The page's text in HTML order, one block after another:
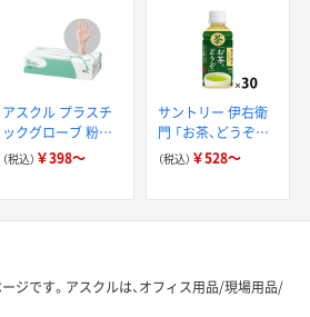
アスクル プラスチ
ックグローブ 粉な
し（パウダーフリー）
（税込） ￥398～
サントリー 伊右衛
門 「お茶、どうぞ。」
緑茶
（税込） ￥528～
ジです。アスクルは、オフィス用品/現場用品/